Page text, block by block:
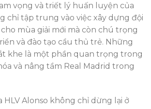
vọng và triết lý huấn luyện của
chỉ tập trung vào việc xây dựng đội
mùa giải mới mà còn chú trọng
và đào tạo cầu thủ trẻ. Những
khe là một phần quan trọng trong
và nâng tầm Real Madrid trong
HLV Alonso không chỉ dừng lại ở